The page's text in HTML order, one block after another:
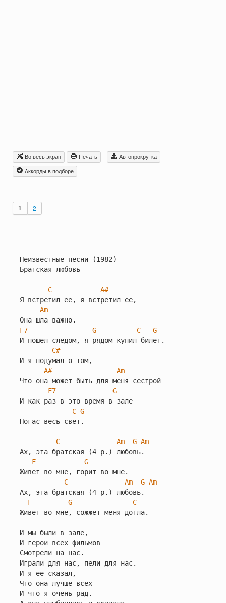
Во весь экран Печать
Автопрокрутка
Aккорды в подборе
1 2
Неизвестные песни (1982)
Братская любовь
C
A#
Я встретил ее, я встретил ее,
Am
F7
G C
G
И пошел следом, я рядом купил билет.
C#
И я подумал о том,
A#
Am
Что она может быть для меня сестрой
F7
G
И как раз в это время в зале
C G
Погас весь свет.
C Am G Am
Ах, эта братская (4 р.) любовь.
F
G
Живет во мне, горит во мне.
C
Am G Am
Ах, эта братская (4 р.) любовь.
F
G
C
Живет во мне, сожжет меня дотла.
И мы были в зале,
И герои всех фильмов
Смотрели на нас.
Играли для нас, пели для нас.
И я ее сказал,
Что она лучше всех
И что я очень рад.